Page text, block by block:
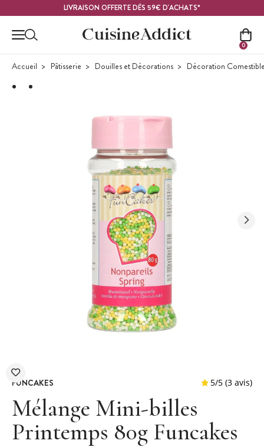
LIVRAISON OFFERTE DÈS 59€ D'ACHATS*
0
Accueil Pâtisserie Douilles et Décorations Décoration
FUNCAKES
Mélange Mini-billes
Printemps 80g Funcakes